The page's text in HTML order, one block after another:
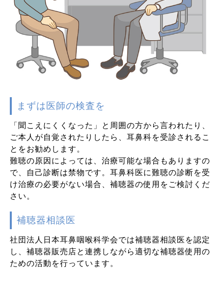
まずは医師の検査を
「聞こえにくくなった」と周囲の方から言われたり、
ご本人が自覚されたりしたら、耳鼻科を受診されるこ
とをお勧めします。
難聴の原因によっては、治療可能な場合もありますの
で、自己診断は禁物です。耳鼻科医に難聴の診断を受
け治療の必要がない場合、補聴器の使用をご検討くだ
さい。
補聴器相談医
社団法人日本耳鼻咽喉科学会では補聴器相談医を認定
し、補聴器販売店と連携しながら適切な補聴器使用の
ための活動を行っています。